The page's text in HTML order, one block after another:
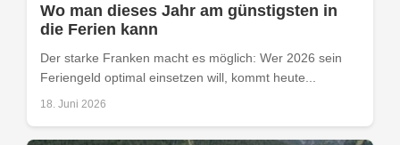
Wo man dieses Jahr am günstigsten in
die Ferien kann
Der starke Franken macht es möglich: Wer 2026 sein
Feriengeld optimal einsetzen will, kommt heute...
18. Juni 2026